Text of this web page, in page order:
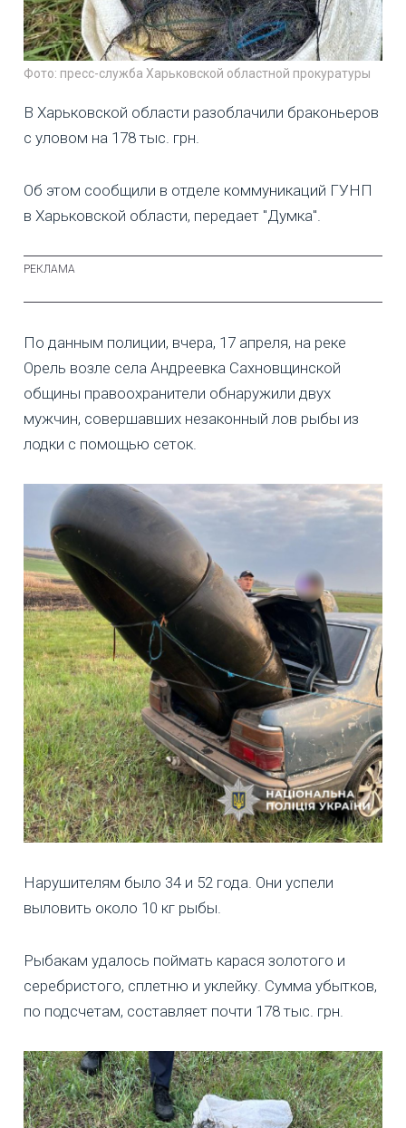
Фото: пресс-служба Харьковской областной прокуратуры
В Харьковской области разоблачили браконьеров
с уловом на 178 тыс. грн.
Об этом сообщили в отделе коммуникаций ГУНП
в Харьковской области, передает "Думка".
По данным полиции, вчера, 17 апреля, на реке
Орель возле села Андреевка Сахновщинской
общины правоохранители обнаружили двух
мужчин, совершавших незаконный лов рыбы из
лодки с помощью сеток.
Нарушителям было 34 и 52 года. Они успели
выловить около 10 кг рыбы.
Рыбакам удалось поймать карася золотого и
серебристого, сплетню и уклейку. Сумма убытков,
по подсчетам, составляет почти 178 тыс. грн.